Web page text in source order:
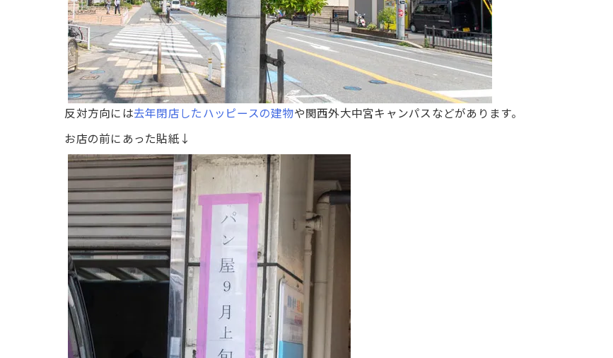
反対方向には去年閉店したハッピースの建物や関西外大中宮キャンパスなどがあります。
お店の前にあった貼紙↓